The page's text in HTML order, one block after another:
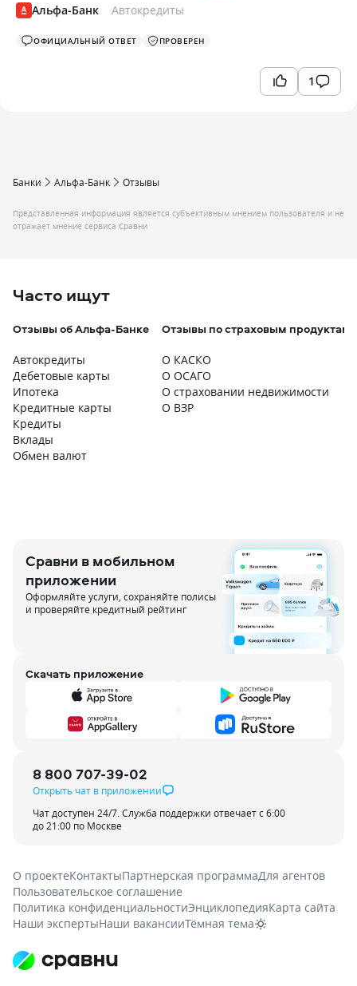
Альфа-Банк Автокредиты
ОФИЦИАЛЬНЫЙ ОТВЕТ ПРОВЕРЕН
1
Банки Альфа-Банк Отзывы
Представленная информация является субъективным мнением пользователя и не
отражает мнение сервиса Сравни
Часто ищут
Отзывы об Альфа-Банке
Автокредиты
Дебетовые карты
Ипотека
Кредитные карты
Кредиты
Вклады
Обмен валют
Отзывы по страховым продуктам
О КАСКО
О ОСАГО
О страховании недвижимости
О ВЗР
Сравни в мобильном
приложении
Оформляйте услуги, сохраняйте полисы
и проверяйте кредитный рейтинг
Скачать приложение
8 800 707-39-02
Открыть чат в приложении
Чат доступен 24/7. Служба поддержки отвечает с 6:00
до 21:00 по Москве
О проектеКонтактыПартнерская программаДля агентов
Пользовательское соглашение
Политика конфиденциальностиЭнциклопедияКарта сайта
Наши экспертыНаши вакансииТёмная тема